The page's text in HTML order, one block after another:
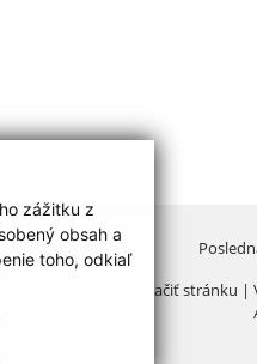
zážitku z
obsah a
toho, odkiaľ
Vytlačiť stránku |